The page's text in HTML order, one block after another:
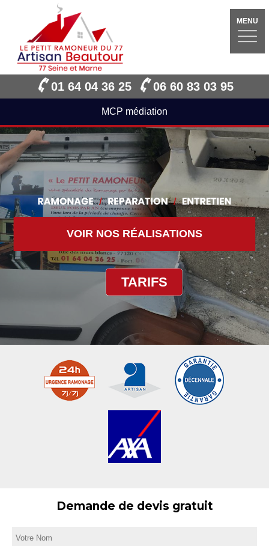
MENU
01 64 04 36 25 06 60 83 03 95
MCP médiation
VOIR NOS RÉALISATIONS
TARIFS
Demande de devis gratuit